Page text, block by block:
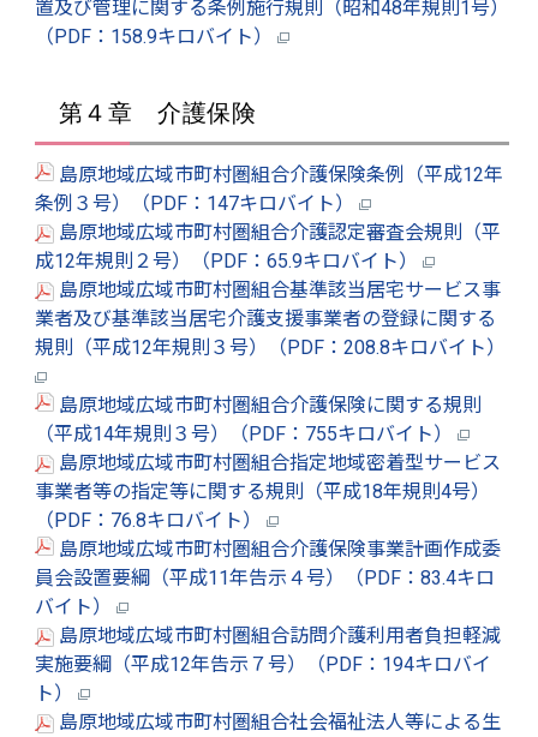
置及び管理に関する条例施行規則（昭和48年規則1号）
（PDF：158.9キロバイト）
第４章 介護保険
島原地域広域市町村圏組合介護保険条例（平成12年
条例３号）（PDF：147キロバイト）
島原地域広域市町村圏組合介護認定審査会規則（平
成12年規則２号）（PDF：65.9キロバイト）
島原地域広域市町村圏組合基準該当居宅サービス事
業者及び基準該当居宅介護支援事業者の登録に関する
規則（平成12年規則３号）（PDF：208.8キロバイト）
島原地域広域市町村圏組合介護保険に関する規則
（平成14年規則３号）（PDF：755キロバイト）
島原地域広域市町村圏組合指定地域密着型サービス
事業者等の指定等に関する規則（平成18年規則4号）
（PDF：76.8キロバイト）
島原地域広域市町村圏組合介護保険事業計画作成委
員会設置要綱（平成11年告示４号）（PDF：83.4キロ
バイト）
島原地域広域市町村圏組合訪問介護利用者負担軽減
実施要綱（平成12年告示７号）（PDF：194キロバイ
ト）
島原地域広域市町村圏組合社会福祉法人等による生